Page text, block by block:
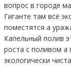
вопрос в городе
Гиганте там всё
поместятся а
Капельный полив
роста с поливом а
экологически